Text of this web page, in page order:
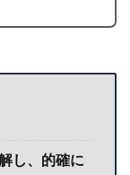
し、的確に